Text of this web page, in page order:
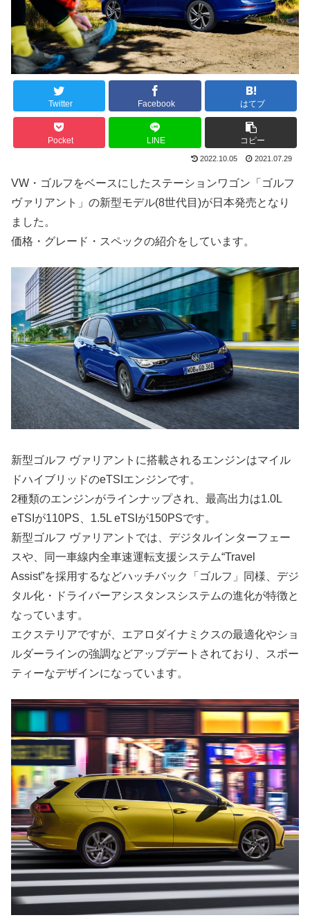
Twitter Facebook はてブ
Pocket LINE コピー
2022.10.05 2021.07.29
VW・ゴルフをベースにしたステーションワゴン「ゴルフ
ヴァリアント」の新型モデル(8世代目)が日本発売となり
ました。
価格・グレード・スペックの紹介をしています。
新型ゴルフ ヴァリアントに搭載されるエンジンはマイル
ドハイブリッドのeTSIエンジンです。
2種類のエンジンがラインナップされ、最高出力は1.0L
eTSIが110PS、1.5L eTSIが150PSです。
新型ゴルフ ヴァリアントでは、デジタルインターフェー
スや、同一車線内全車速運転支援システム“Travel
Assist”を採用するなどハッチバック「ゴルフ」同様、デジ
タル化・ドライバーアシスタンスシステムの進化が特徴と
なっています。
エクステリアですが、エアロダイナミクスの最適化やショ
ルダーラインの強調などアップデートされており、スポー
ティーなデザインになっています。